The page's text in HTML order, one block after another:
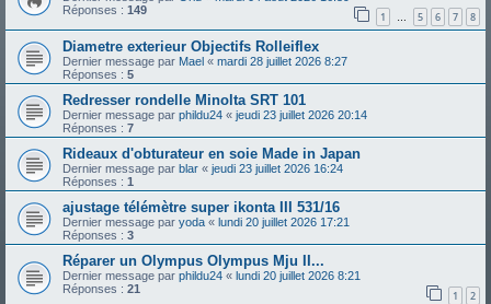
Réponses : 149 1 … 5 6 7 8
Diametre exterieur Objectifs Rolleiflex
Dernier message par Mael « mardi 28 juillet 2026 8:27
Réponses : 5
Redresser rondelle Minolta SRT 101
Dernier message par phildu24 « jeudi 23 juillet 2026 20:14
Réponses : 7
Rideaux d'obturateur en soie Made in Japan
Dernier message par blar « jeudi 23 juillet 2026 16:24
Réponses : 1
ajustage télémètre super ikonta III 531/16
Dernier message par yoda « lundi 20 juillet 2026 17:21
Réponses : 3
Réparer un Olympus Olympus Mju II...
Dernier message par phildu24 « lundi 20 juillet 2026 8:21
Réponses : 21 1 2